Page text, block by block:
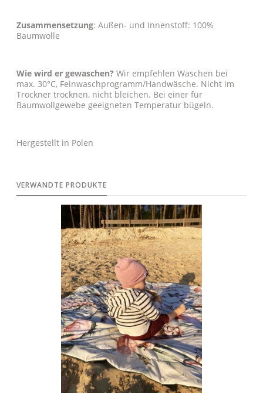
Zusammensetzung: Außen- und Innenstoff: 100%
Baumwolle
Wie wird er gewaschen? Wir empfehlen Waschen bei
max. 30°C, Feinwaschprogramm/Handwäsche. Nicht im
Trockner trocknen, nicht bleichen. Bei einer für
Baumwollgewebe geeigneten Temperatur bügeln.
Hergestellt in Polen
VERWANDTE PRODUKTE